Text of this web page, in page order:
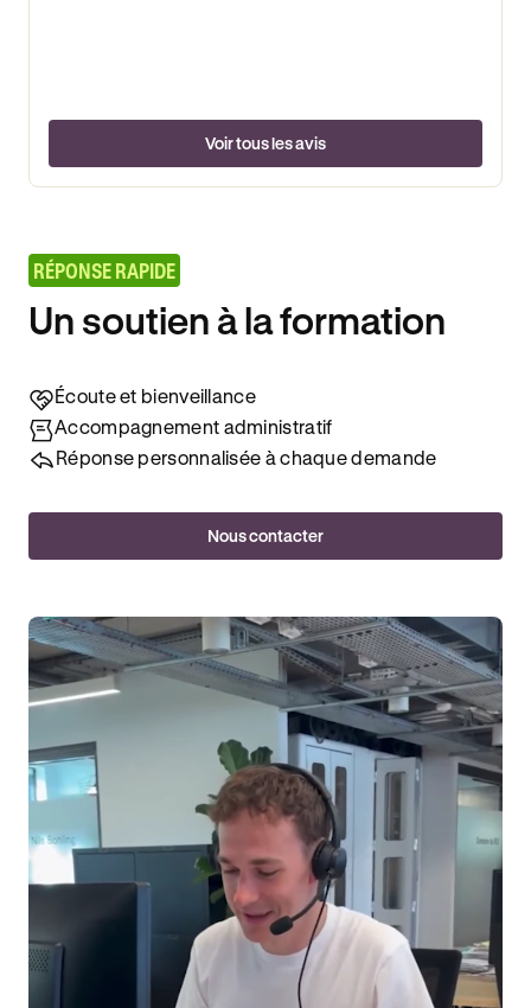
Voir tous les avis
RÉPONSE RAPIDE
Un soutien à la formation
Écoute et bienveillance
Accompagnement administratif
Réponse personnalisée à chaque demande
Nous contacter